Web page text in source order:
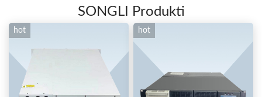
SONGLI Produkti
hot hot